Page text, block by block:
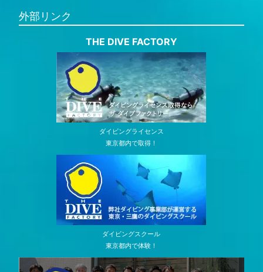
外部リンク
THE DIVE FACTORY
ダイビングライセンス
東京都内で取得！
ダイビングスクール
東京都内で体験！